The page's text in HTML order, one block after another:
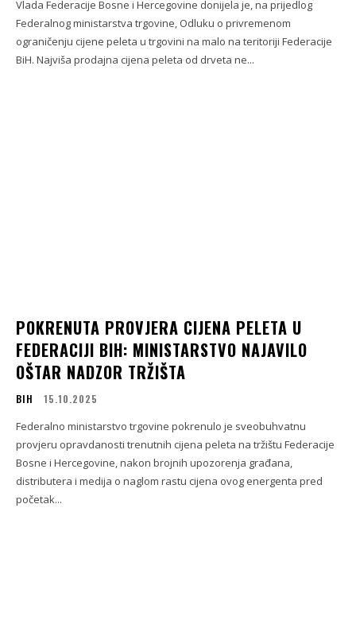
Vlada Federacije Bosne i Hercegovine donijela je, na prijedlog
Federalnog ministarstva trgovine, Odluku o privremenom
ograničenju cijene peleta u trgovini na malo na teritoriji Federacije
BiH. Najviša prodajna cijena peleta od drveta ne...
POKRENUTA PROVJERA CIJENA PELETA U
FEDERACIJI BIH: MINISTARSTVO NAJAVILO
OŠTAR NADZOR TRŽIŠTA
BIH 15.10.2025
Federalno ministarstvo trgovine pokrenulo je sveobuhvatnu
provjeru opravdanosti trenutnih cijena peleta na tržištu Federacije
Bosne i Hercegovine, nakon brojnih upozorenja građana,
distributera i medija o naglom rastu cijena ovog energenta pred
početak...